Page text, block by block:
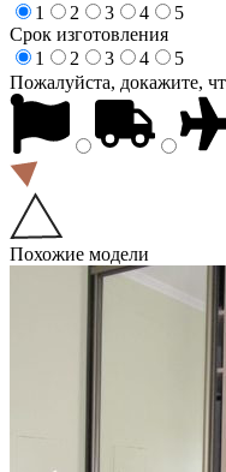
1
2 3 4
5
Срок изготовления
1
2 3 4
5
Пожалуйста, докажите,
Похожие модели